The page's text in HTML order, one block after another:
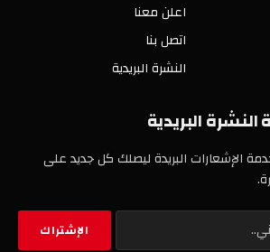
اعلن معنا
اتصل بنا
النشرة البريدية
البريدية
الإشعارات البريدة ليصلك كل جديد على